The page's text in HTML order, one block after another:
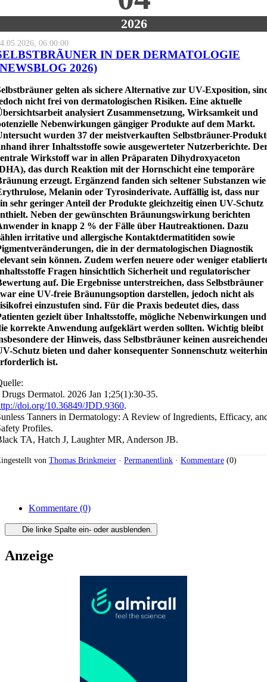
2026
06:00:00
IN DER DERMATOLOGIE
2026)
gelten als sichere Alternative zur UV-Exposition,
nicht frei von dermatologischen Risiken. Eine aktuelle
analysiert Zusammensetzung, Wirksamkeit und
Nebenwirkungen gängiger Produkte auf dem Markt.
wurden 37 der meistverkauften Selbstbräuner-
ihrer Inhaltsstoffe sowie ausgewerteter Nutzerberichte.
Wirkstoff war in allen Präparaten Dihydroxyaceton
das durch Reaktion mit der Hornschicht eine temporäre
erzeugt. Ergänzend fanden sich seltener Substanzen wie
Melanin oder Tyrosinderivate. Auffällig ist, dass nur
sehr geringer Anteil der Produkte gleichzeitig einen UV-Schutz
Neben der gewünschten Bräunungswirkung berichten
in knapp 2 % der Fälle über Hautreaktionen. Dazu
irritative und allergische Kontaktdermatitiden sowie
die in der dermatologischen Diagnostik
sein können. Zudem werfen neuere oder weniger
Fragen hinsichtlich Sicherheit und regulatorischer
auf. Die Ergebnisse unterstreichen, dass Selbstbräuner
eine UV-freie Bräunungsoption darstellen, jedoch nicht als
einzustufen sind. Für die Praxis bedeutet dies, dass
gezielt über Inhaltsstoffe, mögliche Nebenwirkungen und
korrekte Anwendung aufgeklärt werden sollten. Wichtig bleibt
der Hinweis, dass Selbstbräuner keinen
Schutz bieten und daher konsequenter Sonnenschutz weiterhin
ist.
Drugs Dermatol. 2026 Jan 1;25(1):30-35.
doi.org/10.36849/JDD.9360.
Tanners in Dermatology: A Review of Ingredients, Efficacy,
Profiles.
TA, Hatch J, Laughter MR, Anderson JB.
von Thomas Brinkmeier · Permanentlink · Kommentare (0)
Kommentare (0)
Die linke Spalte ein- oder ausblenden.
Anzeige